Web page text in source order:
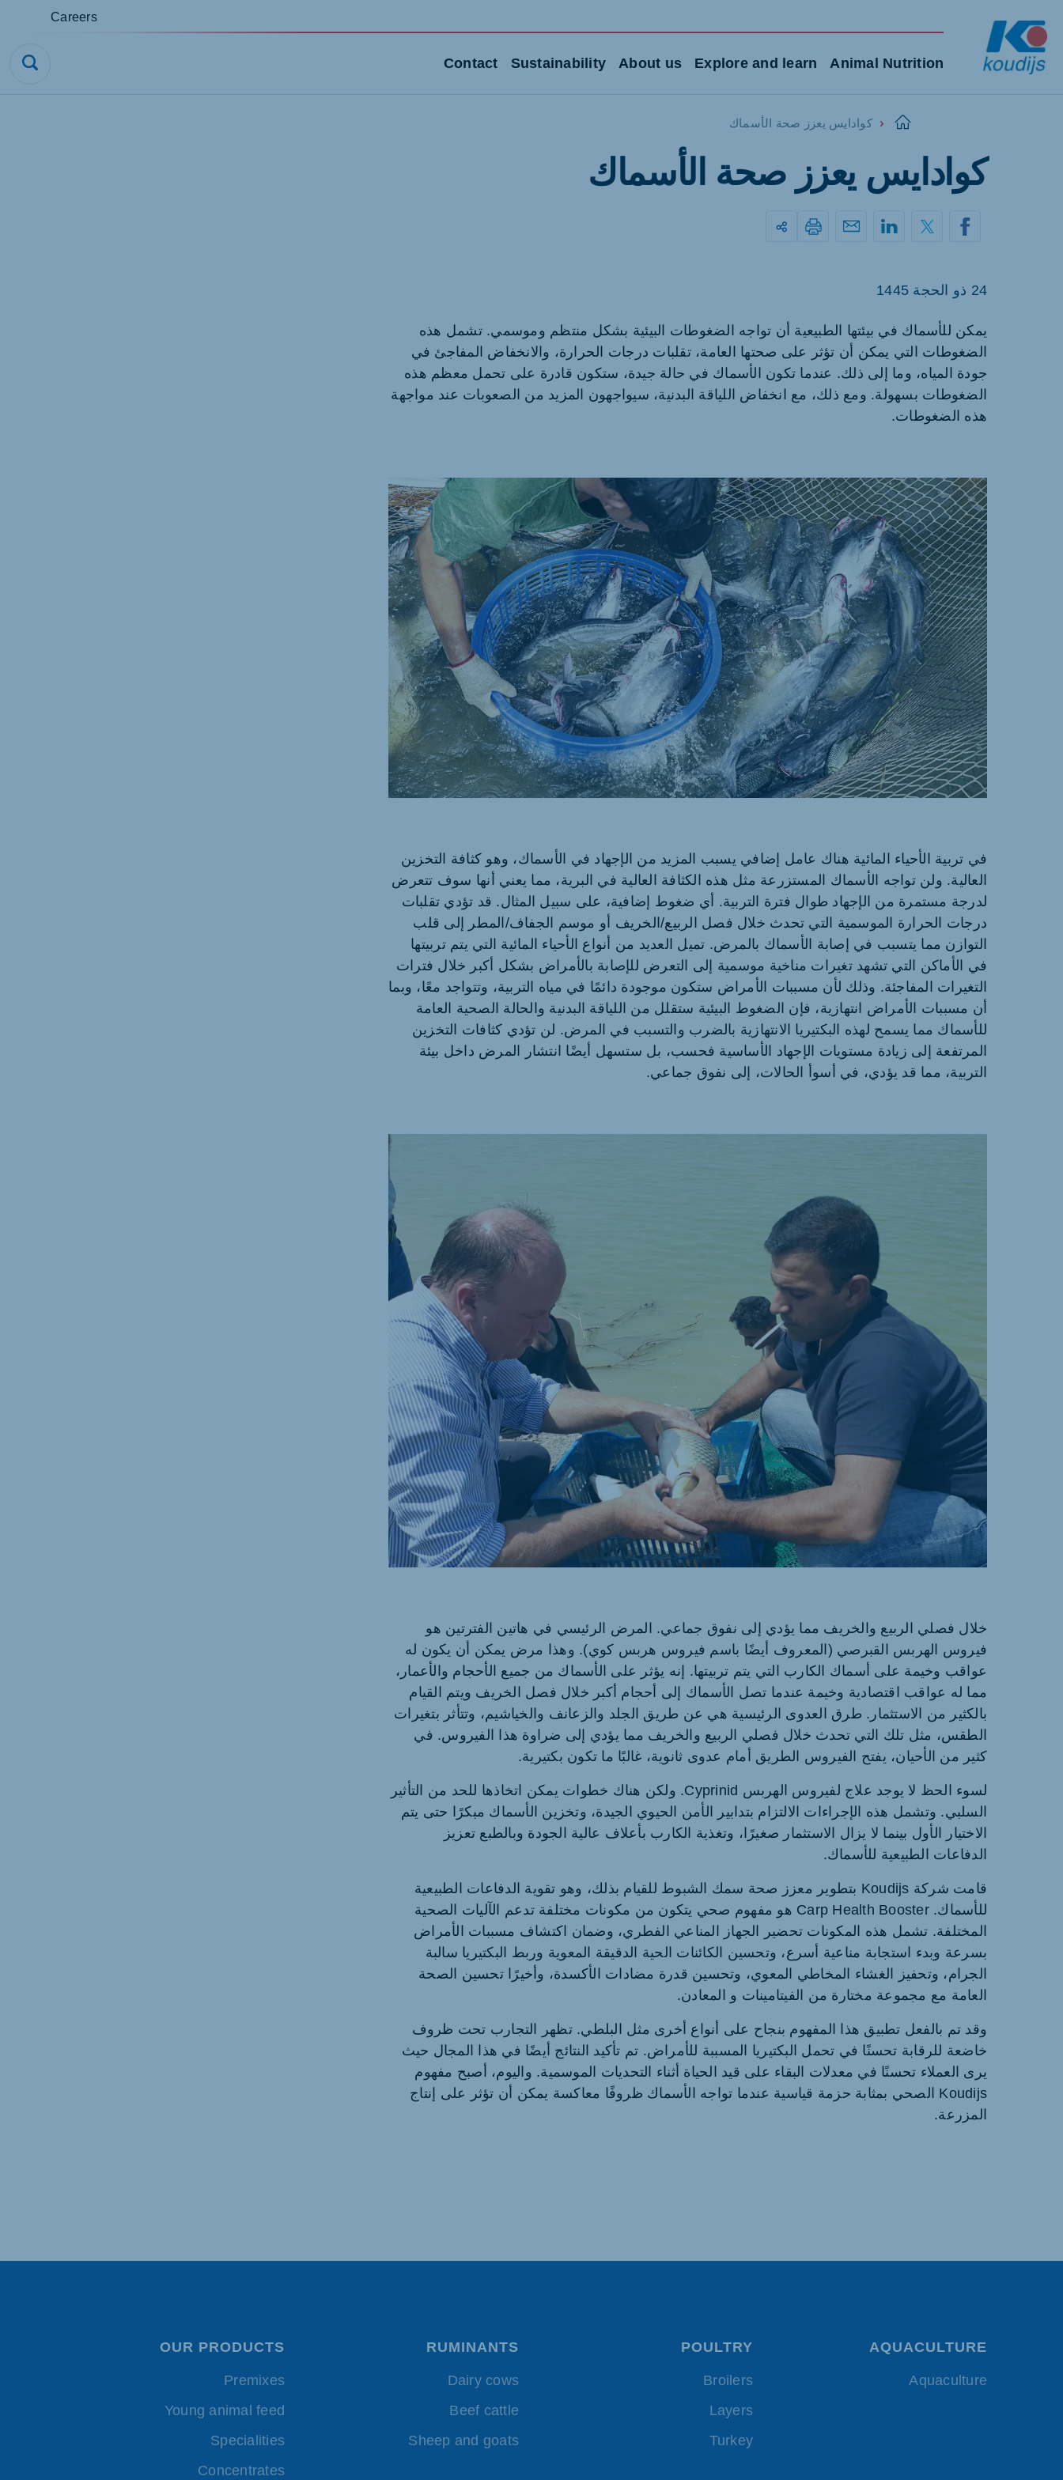
Careers
Animal Nutrition
Explore and learn
About us
Sustainability
Contact
Home كوادايس يعزز صحة الأسماك
كوادايس يعزز صحة الأسماك
24 ذو الحجة 1445
يمكن للأسماك في بيئتها الطبيعية أن تواجه الضغوطات البيئية بشكل منتظم وموسمي. تشمل هذه
الضغوطات التي يمكن أن تؤثر على صحتها العامة، تقلبات درجات الحرارة، والانخفاض المفاجئ في
جودة المياه، وما إلى ذلك. عندما تكون الأسماك في حالة جيدة، ستكون قادرة على تحمل معظم هذه
الضغوطات بسهولة. ومع ذلك، مع انخفاض اللياقة البدنية، سيواجهون المزيد من الصعوبات عند مواجهة
هذه الضغوطات.
في تربية الأحياء المائية هناك عامل إضافي يسبب المزيد من الإجهاد في الأسماك، وهو كثافة التخزين
العالية. ولن تواجه الأسماك المستزرعة مثل هذه الكثافة العالية في البرية، مما يعني أنها سوف تتعرض
لدرجة مستمرة من الإجهاد طوال فترة التربية. أي ضغوط إضافية، على سبيل المثال. قد تؤدي تقلبات
درجات الحرارة الموسمية التي تحدث خلال فصل الربيع/الخريف أو موسم الجفاف/المطر إلى قلب
التوازن مما يتسبب في إصابة الأسماك بالمرض. تميل العديد من أنواع الأحياء المائية التي يتم تربيتها
في الأماكن التي تشهد تغيرات مناخية موسمية إلى التعرض للإصابة بالأمراض بشكل أكبر خلال فترات
التغيرات المفاجئة. وذلك لأن مسببات الأمراض ستكون موجودة دائمًا في مياه التربية، وتتواجد معًا، وبما
أن مسببات الأمراض انتهازية، فإن الضغوط البيئية ستقلل من اللياقة البدنية والحالة الصحية العامة
للأسماك مما يسمح لهذه البكتيريا الانتهازية بالضرب والتسبب في المرض. لن تؤدي كثافات التخزين
المرتفعة إلى زيادة مستويات الإجهاد الأساسية فحسب، بل ستسهل أيضًا انتشار المرض داخل بيئة
التربية، مما قد يؤدي، في أسوأ الحالات، إلى نفوق جماعي.
خلال فصلي الربيع والخريف مما يؤدي إلى نفوق جماعي. المرض الرئيسي في هاتين الفترتين هو
فيروس الهربس القبرصي (المعروف أيضًا باسم فيروس هربس كوي). وهذا مرض يمكن أن يكون له
عواقب وخيمة على أسماك الكارب التي يتم تربيتها. إنه يؤثر على الأسماك من جميع الأحجام والأعمار،
مما له عواقب اقتصادية وخيمة عندما تصل الأسماك إلى أحجام أكبر خلال فصل الخريف ويتم القيام
بالكثير من الاستثمار. طرق العدوى الرئيسية هي عن طريق الجلد والزعانف والخياشيم، وتتأثر بتغيرات
الطقس، مثل تلك التي تحدث خلال فصلي الربيع والخريف مما يؤدي إلى ضراوة هذا الفيروس. في
كثير من الأحيان، يفتح الفيروس الطريق أمام عدوى ثانوية، غالبًا ما تكون بكتيرية.
لسوء الحظ لا يوجد علاج لفيروس الهربس Cyprinid. ولكن هناك خطوات يمكن اتخاذها للحد من التأثير
السلبي. وتشمل هذه الإجراءات الالتزام بتدابير الأمن الحيوي الجيدة، وتخزين الأسماك مبكرًا حتى يتم
الاختيار الأول بينما لا يزال الاستثمار صغيرًا، وتغذية الكارب بأعلاف عالية الجودة وبالطبع تعزيز
الدفاعات الطبيعية للأسماك.
قامت شركة Koudijs بتطوير معزز صحة سمك الشبوط للقيام بذلك، وهو تقوية الدفاعات الطبيعية
للأسماك. Carp Health Booster هو مفهوم صحي يتكون من مكونات مختلفة تدعم الآليات الصحية
المختلفة. تشمل هذه المكونات تحضير الجهاز المناعي الفطري، وضمان اكتشاف مسببات الأمراض
بسرعة وبدء استجابة مناعية أسرع، وتحسين الكائنات الحية الدقيقة المعوية وربط البكتيريا سالبة
الجرام، وتحفيز الغشاء المخاطي المعوي، وتحسين قدرة مضادات الأكسدة، وأخيرًا تحسين الصحة
العامة مع مجموعة مختارة من الفيتامينات و المعادن.
وقد تم بالفعل تطبيق هذا المفهوم بنجاح على أنواع أخرى مثل البلطي. تظهر التجارب تحت ظروف
خاضعة للرقابة تحسنًا في تحمل البكتيريا المسببة للأمراض. تم تأكيد النتائج أيضًا في هذا المجال حيث
يرى العملاء تحسنًا في معدلات البقاء على قيد الحياة أثناء التحديات الموسمية. واليوم، أصبح مفهوم
Koudijs الصحي بمثابة حزمة قياسية عندما تواجه الأسماك ظروفًا معاكسة يمكن أن تؤثر على إنتاج
المزرعة.
AQUACULTURE
Aquaculture
POULTRY
Broilers
Layers
Turkey
RUMINANTS
Dairy cows
Beef cattle
Sheep and goats
OUR PRODUCTS
Premixes
Young animal feed
Specialities
Concentrates
Netherlands
Czech Republic
Spain
Spanish
Serbia
Serbian
Hungary
Slovakia
Slovak
Vietnam
Vietnamese
Myanmar
Burmese
Indonesia
Indonesian
Philippines
India
English
South Africa
South Africa
English
Ghana (Koudijs)
English
Egypt (Koudijs)
Ethiopia (Koudijs)
English
Koudijs Export